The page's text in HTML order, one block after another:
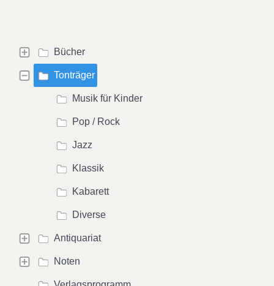
Bücher
Tonträger
Musik für Kinder
Pop / Rock
Jazz
Klassik
Kabarett
Diverse
Antiquariat
Noten